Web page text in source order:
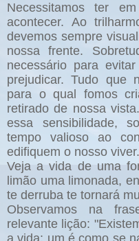
Necessitamos ter
acontecer. Ao
devemos sempre
nossa frente.
necessário para
prejudicar. Tudo que
para o qual fomos
retirado de nossa
essa sensibilidade,
tempo valioso ao
edifiquem o nosso viver.
Veja a vida de uma
limão uma limonada,
te derruba te tornará
Observamos na
relevante lição: